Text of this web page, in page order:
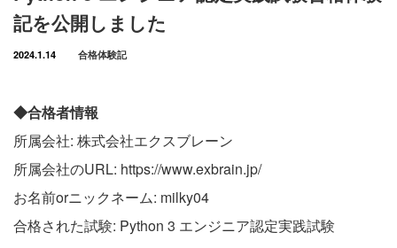
記を公開しました
2024.1.14 合格体験記
◆合格者情報
所属会社: 株式会社エクスブレーン
所属会社のURL: https://www.exbrain.jp/
お名前orニックネーム: milky04
合格された試験: Python 3 エンジニア認定実践試験